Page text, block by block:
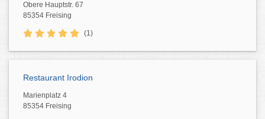
Obere Hauptstr. 67
85354 Freising
(1)
Restaurant Irodion
Marienplatz 4
85354 Freising